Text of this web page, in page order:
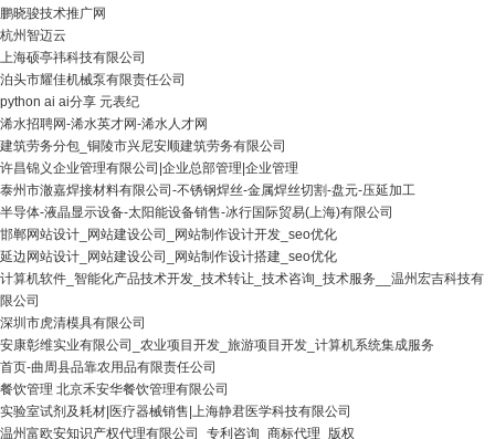
鹏晓骏技术推广网
杭州智迈云
上海硕亭祎科技有限公司
泊头市耀佳机械泵有限责任公司
python ai ai分享 元表纪
浠水招聘网-浠水英才网-浠水人才网
建筑劳务分包_铜陵市兴尼安顺建筑劳务有限公司
许昌锦义企业管理有限公司|企业总部管理|企业管理
泰州市澈嘉焊接材料有限公司-不锈钢焊丝-金属焊丝切割-盘元-压延加工
半导体-液晶显示设备-太阳能设备销售-冰行国际贸易(上海)有限公司
邯郸网站设计_网站建设公司_网站制作设计开发_seo优化
延边网站设计_网站建设公司_网站制作设计搭建_seo优化
计算机软件_智能化产品技术开发_技术转让_技术咨询_技术服务__温州宏吉科技有
限公司
深圳市虎清模具有限公司
安康彰维实业有限公司_农业项目开发_旅游项目开发_计算机系统集成服务
首页-曲周县品靠农用品有限责任公司
餐饮管理 北京禾安华餐饮管理有限公司
实验室试剂及耗材|医疗器械销售|上海静君医学科技有限公司
温州富欧安知识产权代理有限公司_专利咨询_商标代理_版权